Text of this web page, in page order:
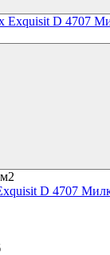
D 4707